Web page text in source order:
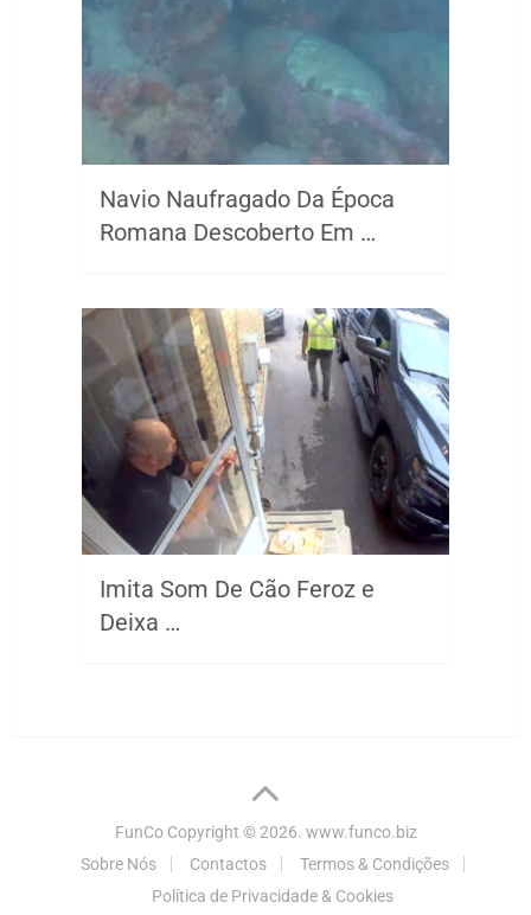
Navio Naufragado Da Época
Romana Descoberto Em …
Imita Som De Cão Feroz e
Deixa …
FunCoCopyright © 2026. www.funco.biz
Sobre Nós
Contactos
Termos & Condições
Política de Privacidade & Cookies